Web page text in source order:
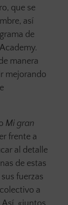
que se
así
de
manera
mejorando
Mi gran
frente a
al detalle
de estas
fuerzas
a